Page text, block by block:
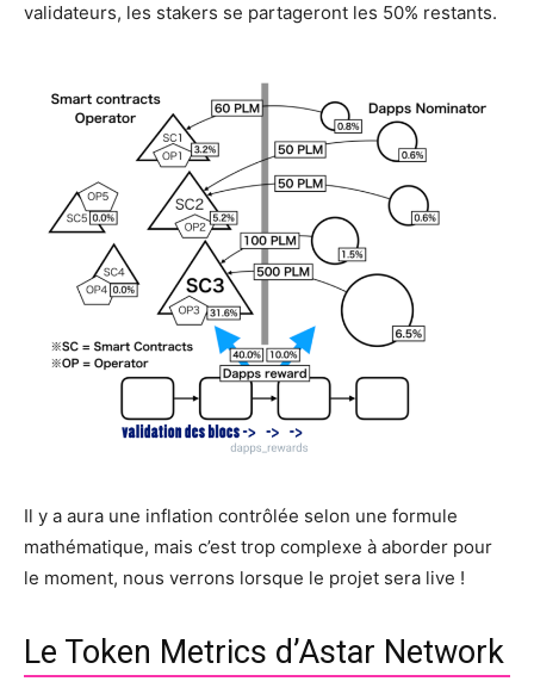
validateurs, les stakers se partageront les 50% restants.
Il y a aura une inflation contrôlée selon une formule
mathématique, mais c’est trop complexe à aborder pour
le moment, nous verrons lorsque le projet sera live !
Le Token Metrics d’Astar Network